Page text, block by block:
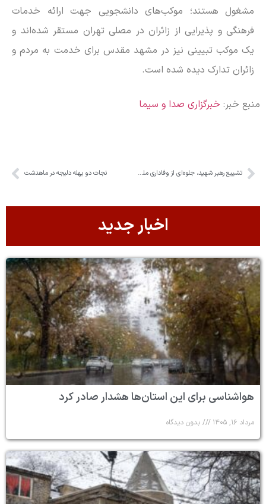
مشغول هستند؛ موکب‌های دانشجویی جهت ارائه خدمات
فرهنگی و پذیرایی از زائران در مصلی تهران مستقر شده‌اند و
یک موکب تبیینی نیز در مشهد مقدس برای خدمت به مردم و
زائران تدارک دیده شده است.
منبع خبر: خبرگزاری صدا و سیما
تشییع رهبر شهید، جلوه‌ای از وفاداری ملت و تجدید عهد با آرمان‌های انقلاب است نجات دو بهله دلیجه در ماهدشت
اخبار جدید
هواشناسی برای این استان‌ها هشدار صادر کرد
مرداد ۱۶, ۱۴۰۵ بدون دیدگاه